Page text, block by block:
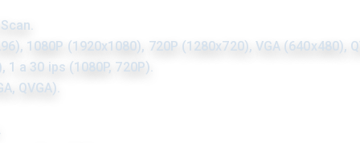
1080P (1920x1080), 720P (1280x720), VGA (640x480),
a 30 ips (1080P, 720P).
QVGA).